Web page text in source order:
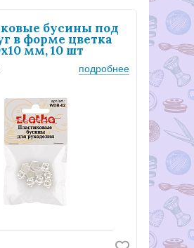
бусины под
в форме цветка
мм, 10 шт
подробнее